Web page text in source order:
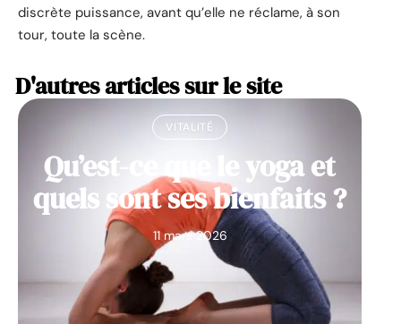
discrète puissance, avant qu’elle ne réclame, à son
tour, toute la scène.
D'autres articles sur le site
VITALITÉ
Qu’est-ce que le yoga et
quels sont ses bienfaits ?
11 mars 2026